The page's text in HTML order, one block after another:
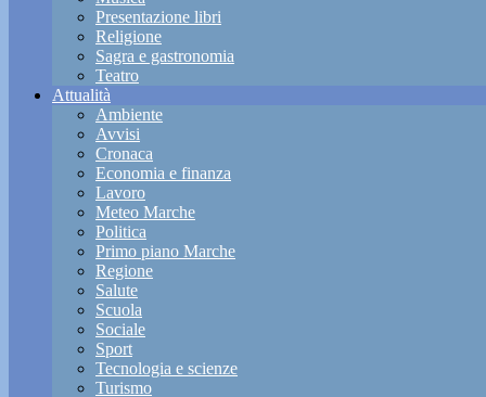
Presentazione libri
Religione
Sagra e gastronomia
Teatro
Attualità
Ambiente
Avvisi
Cronaca
Economia e finanza
Lavoro
Meteo Marche
Politica
Primo piano Marche
Regione
Salute
Scuola
Sociale
Sport
Tecnologia e scienze
Turismo